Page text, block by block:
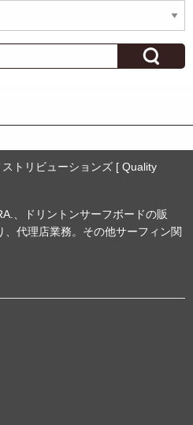
トリビューションズ [ Quality
、ドリントンサーフボードの販
代理店業務。その他サーフィン関